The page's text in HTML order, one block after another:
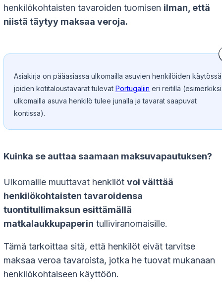
henkilökohtaisten tavaroiden tuomisen ilman, että
niistä täytyy maksaa veroja.
Asiakirja on pääasiassa ulkomailla asuvien henkilöiden
joiden kotitaloustavarat tulevat Portugaliin eri reitillä
ulkomailla asuva henkilö tulee junalla ja tavarat saapuvat
kontissa).
Kuinka se auttaa saamaan maksuvapautuksen?
Ulkomaille muuttavat henkilöt voi välttää
henkilökohtaisten tavaroidensa
tuontitullimaksun esittämällä
matkalaukkupaperin tulliviranomaisille.
Tämä tarkoittaa sitä, että henkilöt eivät tarvitse
maksaa veroa tavaroista, jotka he tuovat mukanaan
henkilökohtaiseen käyttöön.